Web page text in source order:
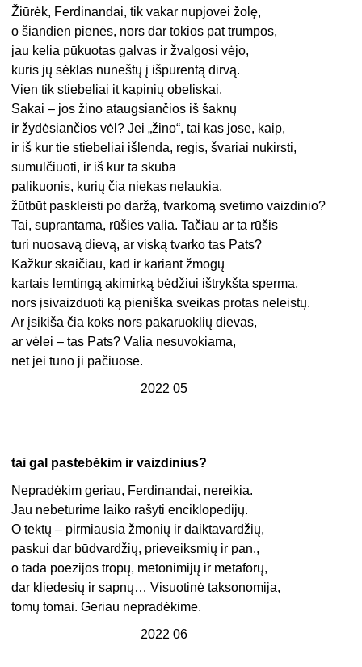
Žiūrėk, Ferdinandai, tik vakar nupjovei žolę,
o šiandien pienės, nors dar tokios pat trumpos,
jau kelia pūkuotas galvas ir žvalgosi vėjo,
kuris jų sėklas nuneštų į išpurentą dirvą.
Vien tik stiebeliai it kapinių obeliskai.
Sakai – jos žino ataugsiančios iš šaknų
ir žydėsiančios vėl? Jei „žino“, tai kas jose, kaip,
ir iš kur tie stiebeliai išlenda, regis, švariai nukirsti,
sumulčiuoti, ir iš kur ta skuba
palikuonis, kurių čia niekas nelaukia,
žūtbūt paskleisti po daržą, tvarkomą svetimo vaizdinio?
Tai, suprantama, rūšies valia. Tačiau ar ta rūšis
turi nuosavą dievą, ar viską tvarko tas Pats?
Kažkur skaičiau, kad ir kariant žmogų
kartais lemtingą akimirką bėdžiui ištrykšta sperma,
nors įsivaizduoti ką pieniška sveikas protas neleistų.
Ar įsikiša čia koks nors pakaruoklių dievas,
ar vėlei – tas Pats? Valia nesuvokiama,
net jei tūno ji pačiuose.
2022 05
tai gal pastebėkim ir vaizdinius?
Nepradėkim geriau, Ferdinandai, nereikia.
Jau nebeturime laiko rašyti enciklopedijų.
O tektų – pirmiausia žmonių ir daiktavardžių,
paskui dar būdvardžių, prieveiksmių ir pan.,
o tada poezijos tropų, metonimijų ir metaforų,
dar kliedesių ir sapnų… Visuotinė taksonomija,
tomų tomai. Geriau nepradėkime.
2022 06